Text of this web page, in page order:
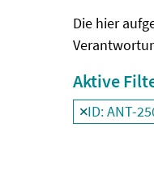
Die hier
Aktive
ID: ANT-